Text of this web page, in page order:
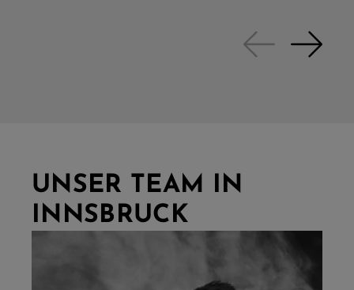
UNSER TEAM IN
INNSBRUCK